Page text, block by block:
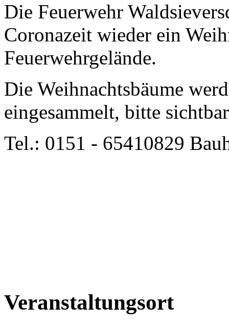
Die Feuerwehr
Coronazeit wieder ein
Feuerwehrgelände.
Die Weihnachtsbäume
eingesammelt, bitte
Tel.: 0151 - 65410829
Veranstaltungsort